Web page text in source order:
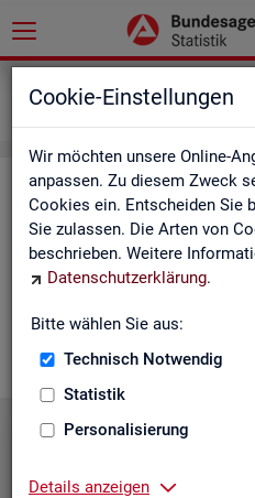
Cookie-Einstellungen
Wir möchten unsere Online-
anpassen. Zu diesem Zweck
Cookies ein. Entscheiden Sie
Sie zulassen. Die Arten von
beschrieben. Weitere
Datenschutzerklärung.
Bitte wählen Sie aus:
Technisch Notwendig
Statistik
Personalisierung
Details anzeigen
In der Me­dia­thek fin­den Sie
zu zen­tra­len The­men der
Vi­deo­an­ge­bot nach und nach.
zu einem be­stimm­ten Thema?